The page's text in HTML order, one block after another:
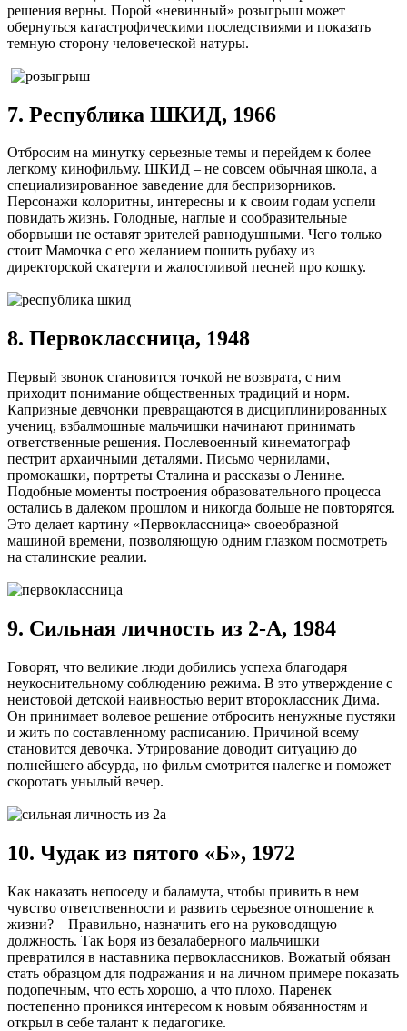
решения верны. Порой «невинный» розыгрыш может
обернуться катастрофическими последствиями и показать
темную сторону человеческой натуры.
7. Республика ШКИД, 1966
Отбросим на минутку серьезные темы и перейдем к более
легкому кинофильму. ШКИД – не совсем обычная школа, а
специализированное заведение для беспризорников.
Персонажи колоритны, интересны и к своим годам успели
повидать жизнь. Голодные, наглые и сообразительные
оборвыши не оставят зрителей равнодушными. Чего только
стоит Мамочка с его желанием пошить рубаху из
директорской скатерти и жалостливой песней про кошку.
8. Первоклассница, 1948
Первый звонок становится точкой не возврата, с ним
приходит понимание общественных традиций и норм.
Капризные девчонки превращаются в дисциплинированных
учениц, взбалмошные мальчишки начинают принимать
ответственные решения. Послевоенный кинематограф
пестрит архаичными деталями. Письмо чернилами,
промокашки, портреты Сталина и рассказы о Ленине.
Подобные моменты построения образовательного процесса
остались в далеком прошлом и никогда больше не повторятся.
Это делает картину «Первоклассница» своеобразной
машиной времени, позволяющую одним глазком посмотреть
на сталинские реалии.
9. Сильная личность из 2-А, 1984
Говорят, что великие люди добились успеха благодаря
неукоснительному соблюдению режима. В это утверждение с
неистовой детской наивностью верит второклассник Дима.
Он принимает волевое решение отбросить ненужные пустяки
и жить по составленному расписанию. Причиной всему
становится девочка. Утрирование доводит ситуацию до
полнейшего абсурда, но фильм смотрится налегке и поможет
скоротать унылый вечер.
10. Чудак из пятого «Б», 1972
Как наказать непоседу и баламута, чтобы привить в нем
чувство ответственности и развить серьезное отношение к
жизни? – Правильно, назначить его на руководящую
должность. Так Боря из безалаберного мальчишки
превратился в наставника первоклассников. Вожатый обязан
стать образцом для подражания и на личном примере показать
подопечным, что есть хорошо, а что плохо. Паренек
постепенно проникся интересом к новым обязанностям и
открыл в себе талант к педагогике.